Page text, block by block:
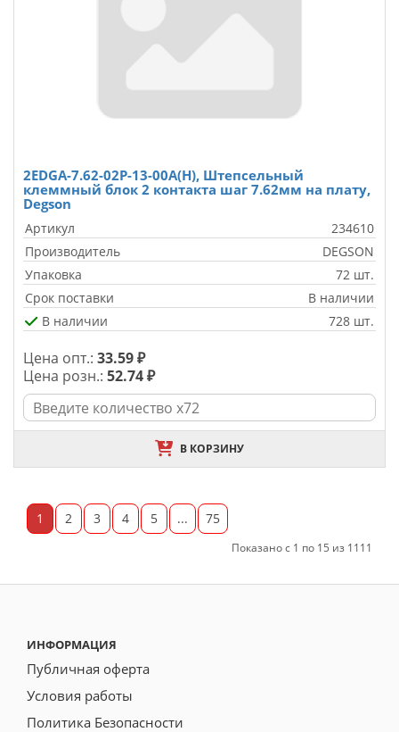
2EDGA-7.62-02P-13-00A(H), Штепсельный
клеммный блок 2 контакта шаг 7.62мм на плату,
Degson
Артикул
234610
Производитель
DEGSON
Упаковка
72 шт.
Срок поставки
В наличии
В наличии
728 шт.
Цена опт.: 33.59 ₽
Цена розн.: 52.74 ₽
В КОРЗИНУ
1 2 3 4 5 ... 75
Показано с 1 по 15 из 1111
ИНФОРМАЦИЯ
Публичная оферта
Условия работы
Политика Безопасности